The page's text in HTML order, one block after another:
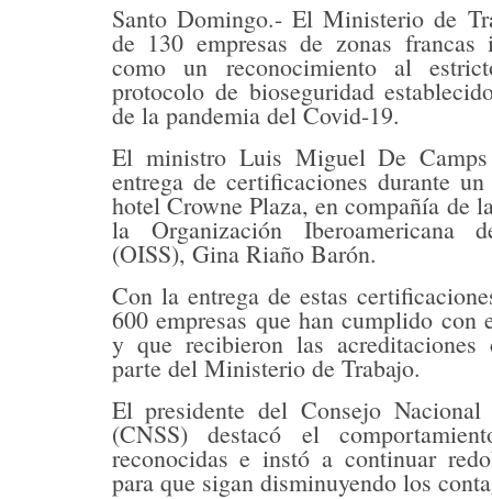
Santo Domingo.- El Ministerio de
de 130 empresas de zonas francas
como un reconocimiento al
protocolo de bioseguridad
de la pandemia del Covid-19.
El ministro Luis Miguel De
entrega de certificaciones durante
hotel Crowne Plaza, en compañía de
la Organización Iberoamericana
(OISS), Gina Riaño Barón.
Con la entrega de estas
600 empresas que han cumplido con
y que recibieron las acreditaciones
parte del Ministerio de Trabajo.
El presidente del Consejo
(CNSS) destacó el
reconocidas e instó a continuar
para que sigan disminuyendo los